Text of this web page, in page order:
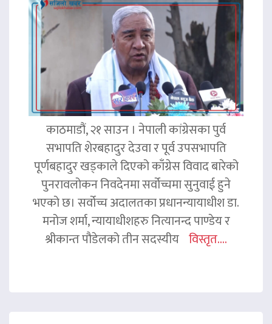
काठमाडौं, २१ साउन । नेपाली कांग्रेसका पुर्व
सभापति शेरबहादुर देउवा र पूर्व उपसभापति
पूर्णबहादुर खड्काले दिएको काँग्रेस विवाद बारेको
पुनरावलोकन निवदेनमा सर्वोच्चमा सुनुवाई हुने
भएको छ। सर्वोच्च अदालतका प्रधानन्यायाधीश डा.
मनोज शर्मा, न्यायाधीशहरु नित्यानन्द पाण्डेय र
श्रीकान्त पौडेलको तीन सदस्यीय विस्तृत....